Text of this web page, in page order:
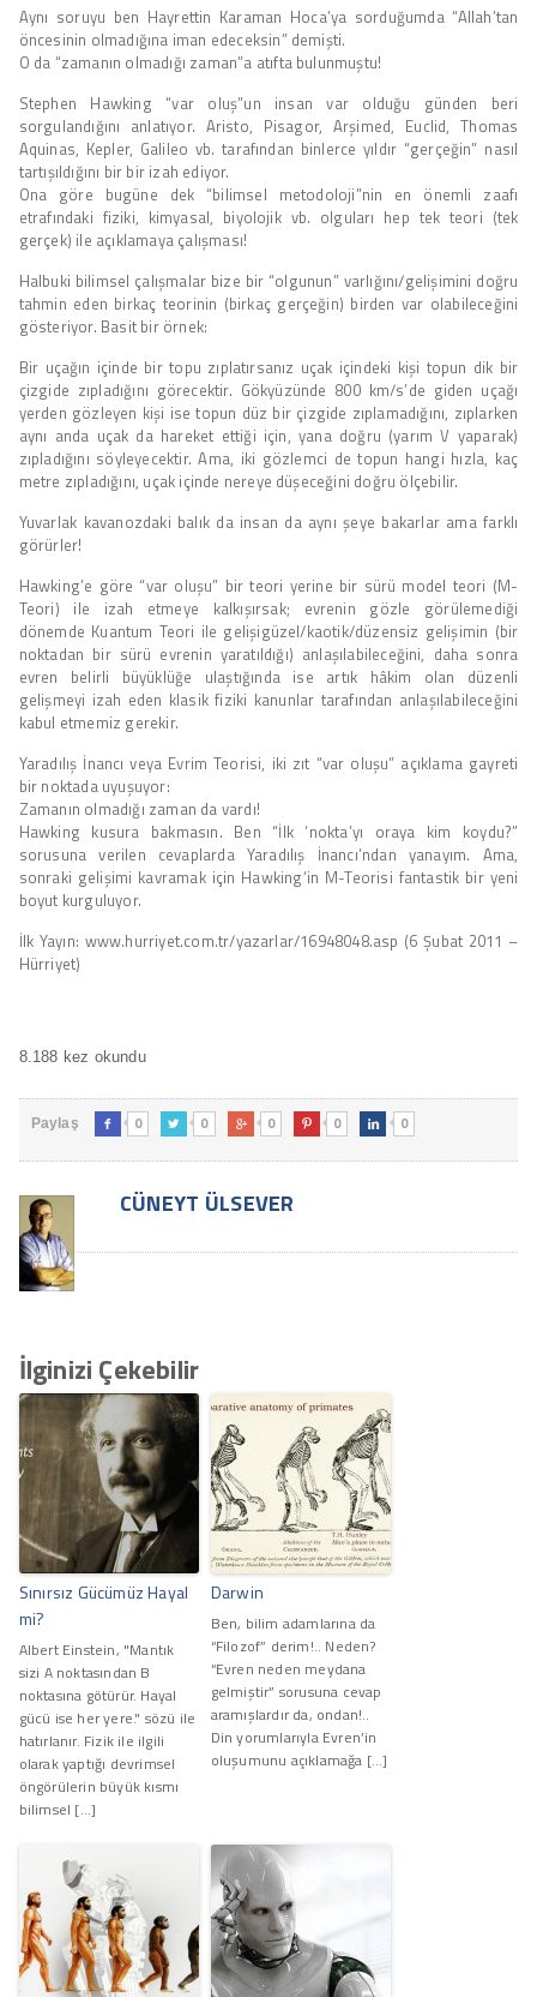
Aynı soruyu ben Hayrettin Karaman Hoca’ya sorduğumda “Allah’tan
öncesinin olmadığına iman edeceksin” demişti.
O da “zamanın olmadığı zaman”a atıfta bulunmuştu!
Stephen Hawking “var oluş”un insan var olduğu günden beri
sorgulandığını anlatıyor. Aristo, Pisagor, Arşimed, Euclid, Thomas
Aquinas, Kepler, Galileo vb. tarafından binlerce yıldır “gerçeğin” nasıl
tartışıldığını bir bir izah ediyor.
Ona göre bugüne dek “bilimsel metodoloji”nin en önemli zaafı
etrafındaki fiziki, kimyasal, biyolojik vb. olguları hep tek teori (tek
gerçek) ile açıklamaya çalışması!
Halbuki bilimsel çalışmalar bize bir “olgunun” varlığını/gelişimini doğru
tahmin eden birkaç teorinin (birkaç gerçeğin) birden var olabileceğini
gösteriyor. Basit bir örnek:
Bir uçağın içinde bir topu zıplatırsanız uçak içindeki kişi topun dik bir
çizgide zıpladığını görecektir. Gökyüzünde 800 km/s’de giden uçağı
yerden gözleyen kişi ise topun düz bir çizgide zıplamadığını, zıplarken
aynı anda uçak da hareket ettiği için, yana doğru (yarım V yaparak)
zıpladığını söyleyecektir. Ama, iki gözlemci de topun hangi hızla, kaç
metre zıpladığını, uçak içinde nereye düşeceğini doğru ölçebilir.
Yuvarlak kavanozdaki balık da insan da aynı şeye bakarlar ama farklı
görürler!
Hawking’e göre “var oluşu” bir teori yerine bir sürü model teori (M-
Teori) ile izah etmeye kalkışırsak; evrenin gözle görülemediği
dönemde Kuantum Teori ile gelişigüzel/kaotik/düzensiz gelişimin (bir
noktadan bir sürü evrenin yaratıldığı) anlaşılabileceğini, daha sonra
evren belirli büyüklüğe ulaştığında ise artık hâkim olan düzenli
gelişmeyi izah eden klasik fiziki kanunlar tarafından anlaşılabileceğini
kabul etmemiz gerekir.
Yaradılış İnancı veya Evrim Teorisi, iki zıt “var oluşu” açıklama gayreti
bir noktada uyuşuyor:
Zamanın olmadığı zaman da vardı!
Hawking kusura bakmasın. Ben “İlk ‘nokta’yı oraya kim koydu?”
sorusuna verilen cevaplarda Yaradılış İnancı’ndan yanayım. Ama,
sonraki gelişimi kavramak için Hawking’in M-Teorisi fantastik bir yeni
boyut kurguluyor.
İlk Yayın: www.hurriyet.com.tr/yazarlar/16948048.asp (6 Şubat 2011 –
Hürriyet)
8.188 kez okundu
Paylaş  0  0  0  0  0
CÜNEYT ÜLSEVER
İlginizi Çekebilir
Sınırsız Gücümüz Hayal
mi?
Albert Einstein, "Mantık
sizi A noktasından B
noktasına götürür. Hayal
gücü ise her yere." sözü ile
hatırlanır. Fizik ile ilgili
olarak yaptığı devrimsel
öngörülerin büyük kısmı
bilimsel […]
Darwin
Ben, bilim adamlarına da
“Filozof” derim!.. Neden?
“Evren neden meydana
gelmiştir” sorusuna cevap
aramışlardır da, ondan!..
Din yorumlarıyla Evren’in
oluşumunu açıklamağa […]